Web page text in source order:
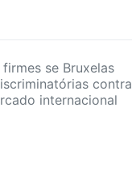
se Bruxelas
contra
internacional